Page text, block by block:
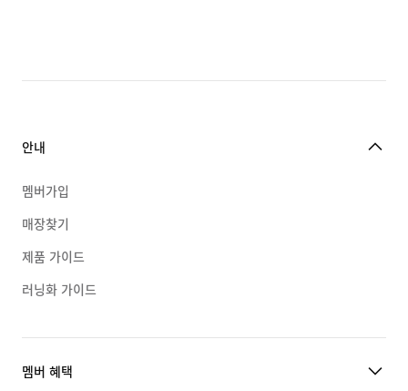
안내
멤버가입
매장찾기
제품 가이드
러닝화 가이드
멤버 혜택